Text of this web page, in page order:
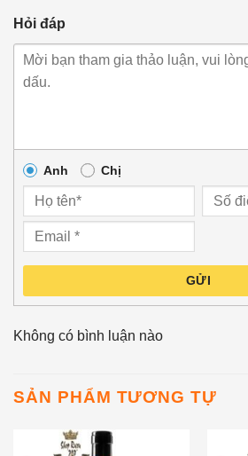
Hỏi đáp
Anh Chị
GỬI
Không có bình luận nào
SẢN PHẨM TƯƠNG TỰ